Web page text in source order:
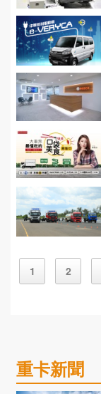
1 2
重卡新聞